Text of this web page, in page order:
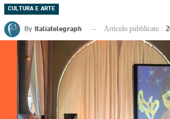
CULTURA E ARTE
By Italiatelegraph Articolo pubblicato :